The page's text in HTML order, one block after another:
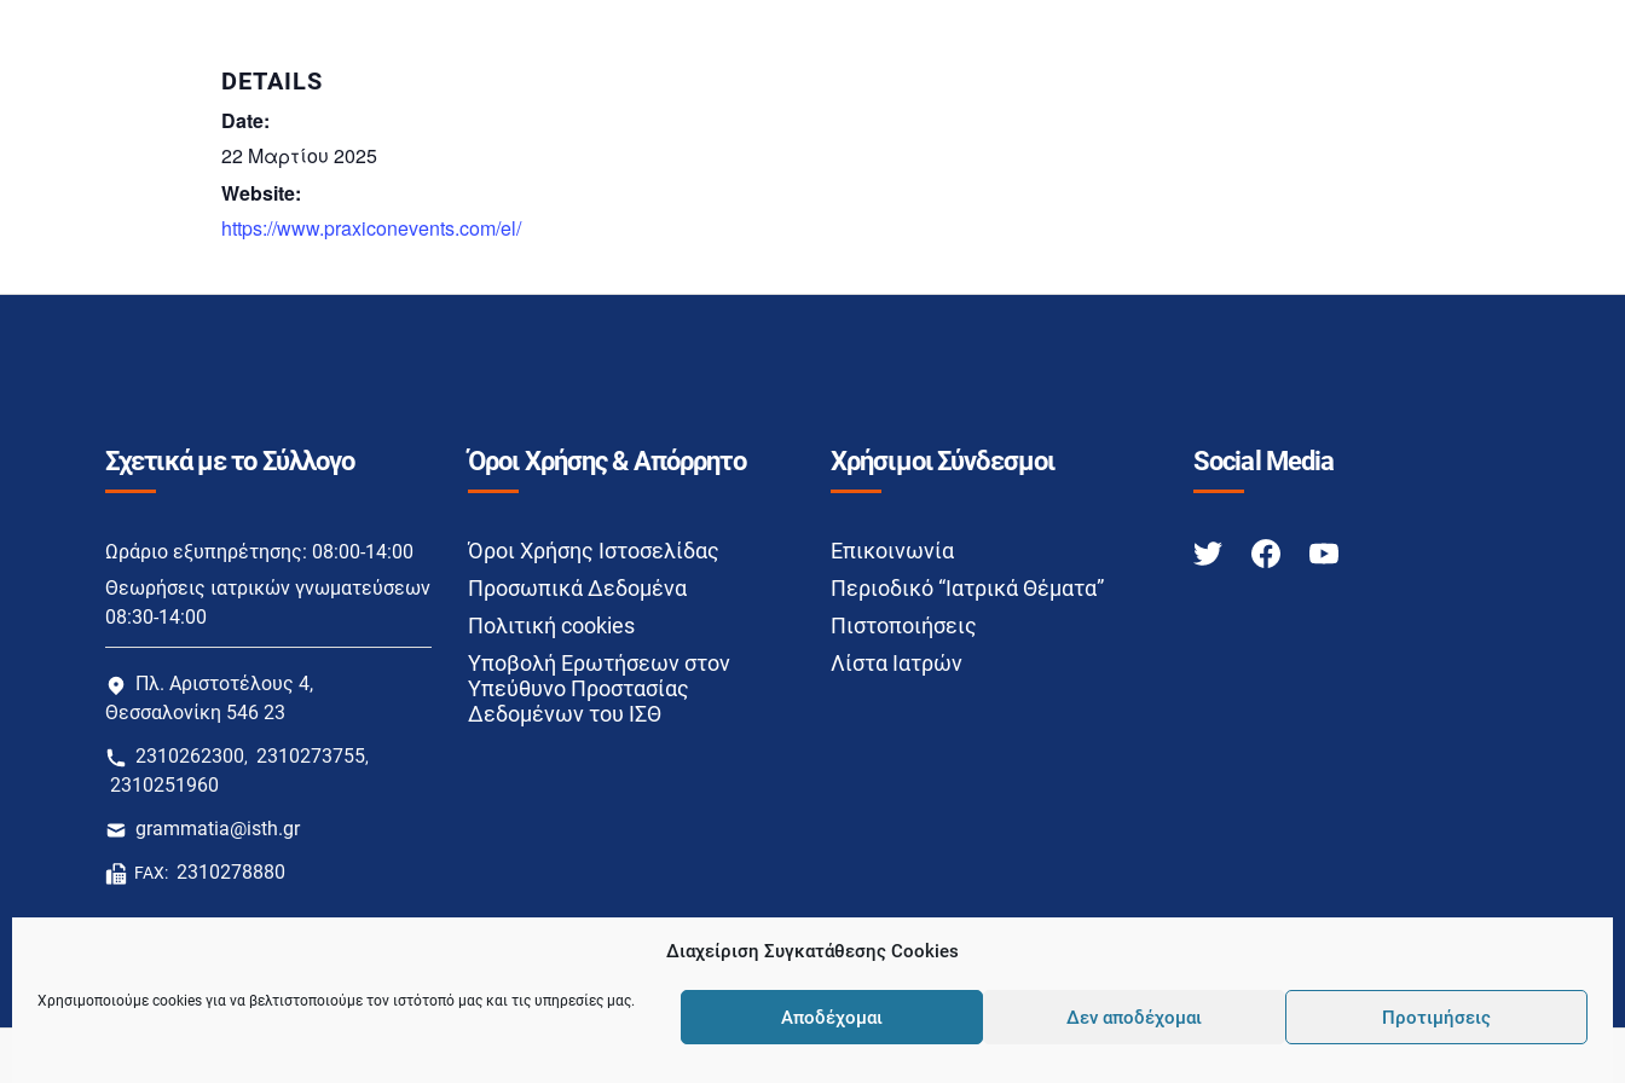
Διαχείριση Συγκατάθεσης Cookies
Χρησιμοποιούμε cookies για να βελτιστοποιούμε τον ιστότοπό μας και τις υπηρεσίες μας.
Αποδέχομαι Δεν αποδέχομαι Προτιμήσεις
DETAILS
Date:
22 Μαρτίου 2025
Website:
https://www.praxiconevents.com/el/
Σχετικά με το Σύλλογο
Ωράριο εξυπηρέτησης: 08:00-14:00
Θεωρήσεις ιατρικών γνωματεύσεων
08:30-14:00
Πλ. Αριστοτέλους 4,
Θεσσαλονίκη 546 23
2310262300, 2310273755,
2310251960
grammatia@isth.gr
FAX: 2310278880
Όροι Χρήσης & Απόρρητο
Όροι Χρήσης Ιστοσελίδας
Προσωπικά Δεδομένα
Πολιτική cookies
Υποβολή Ερωτήσεων στον
Υπεύθυνο Προστασίας
Δεδομένων του ΙΣΘ
Χρήσιμοι Σύνδεσμοι
Επικοινωνία
Περιοδικό “Ιατρικά Θέματα”
Πιστοποιήσεις
Λίστα Ιατρών
Social Media